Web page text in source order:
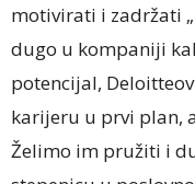
motivirati i zadržati
dugo u kompaniji
potencijal,
karijeru u prvi plan,
Želimo im pružiti i